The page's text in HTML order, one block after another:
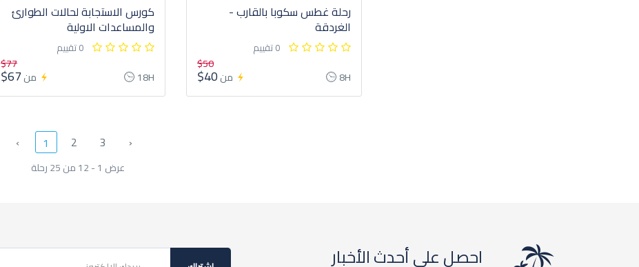
رحلة غطس سكوبا بالقارب -
الغردقة
0 تقييم
8H من
$50
$40
كورس الاستجابة لحالات الطوارئ
والمساعدات الاولية
0 تقييم
18H من
$77
$67
‹ 1 2 3 ›
عرض 1 - 12 من 25 رحلة
احصل على أحدث الأخبار